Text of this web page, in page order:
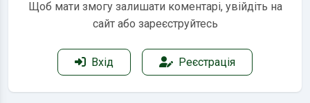
Щоб мати змогу залишати коментарі, увійдіть на
сайт або зареєструйтесь
Вхід Реєстрація